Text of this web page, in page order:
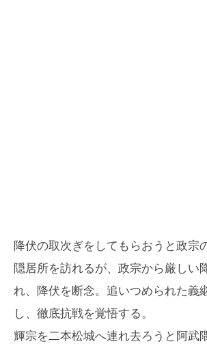
降伏の取次ぎをしてもらおうと政宗
隠居所を訪れるが、政宗から厳しい
れ、降伏を断念。追いつめられた義
し、徹底抗戦を覚悟する。
輝宗を二本松城へ連れ去ろうと阿武